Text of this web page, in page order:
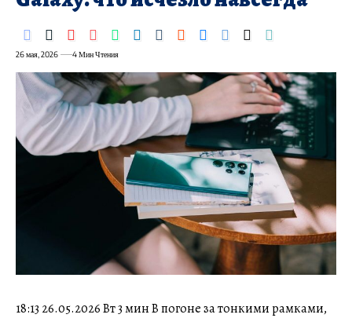
26 мая, 2026 4 Мин Чтения
18:13 26.05.2026 Вт 3 мин В погоне за тонкими рамками,